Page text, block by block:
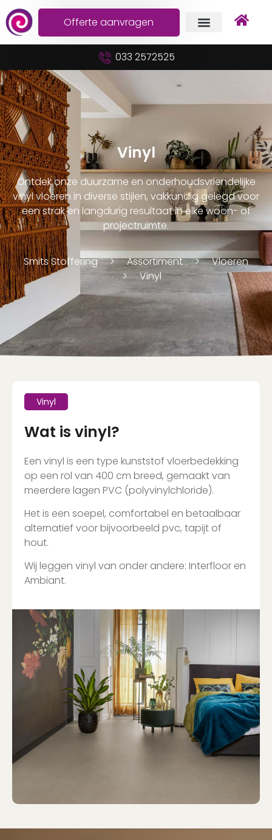
Offerte aanvragen
033 2572525
Vinyl
Ontdek onze duurzame en onderhoudsvriendelijke
vinyl vloeren in diverse stijlen, vakkundig gelegd voor
een strak en langdurig resultaat in elke woon- of
projectruimte.
Smits Stoffering Assortiment
Vloeren
Vinyl
Vinyl
Wat is vinyl?
Een vinyl is een type kunststof vloerbedekking
op een rol van 400 cm breed, gemaakt van
meerdere lagen PVC (polyvinylchloride).
Het is een soepel, comfortabel en betaalbaar
alternatief voor bijvoorbeeld pvc, tapijt of
hout.
Wij leggen vinyl van onder andere: Interfloor en
Ambiant.